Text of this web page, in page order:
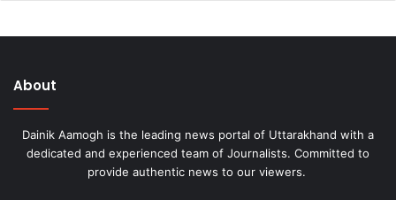
About
Dainik Aamogh is the leading news portal of Uttarakhand with a
dedicated and experienced team of Journalists. Committed to
provide authentic news to our viewers.